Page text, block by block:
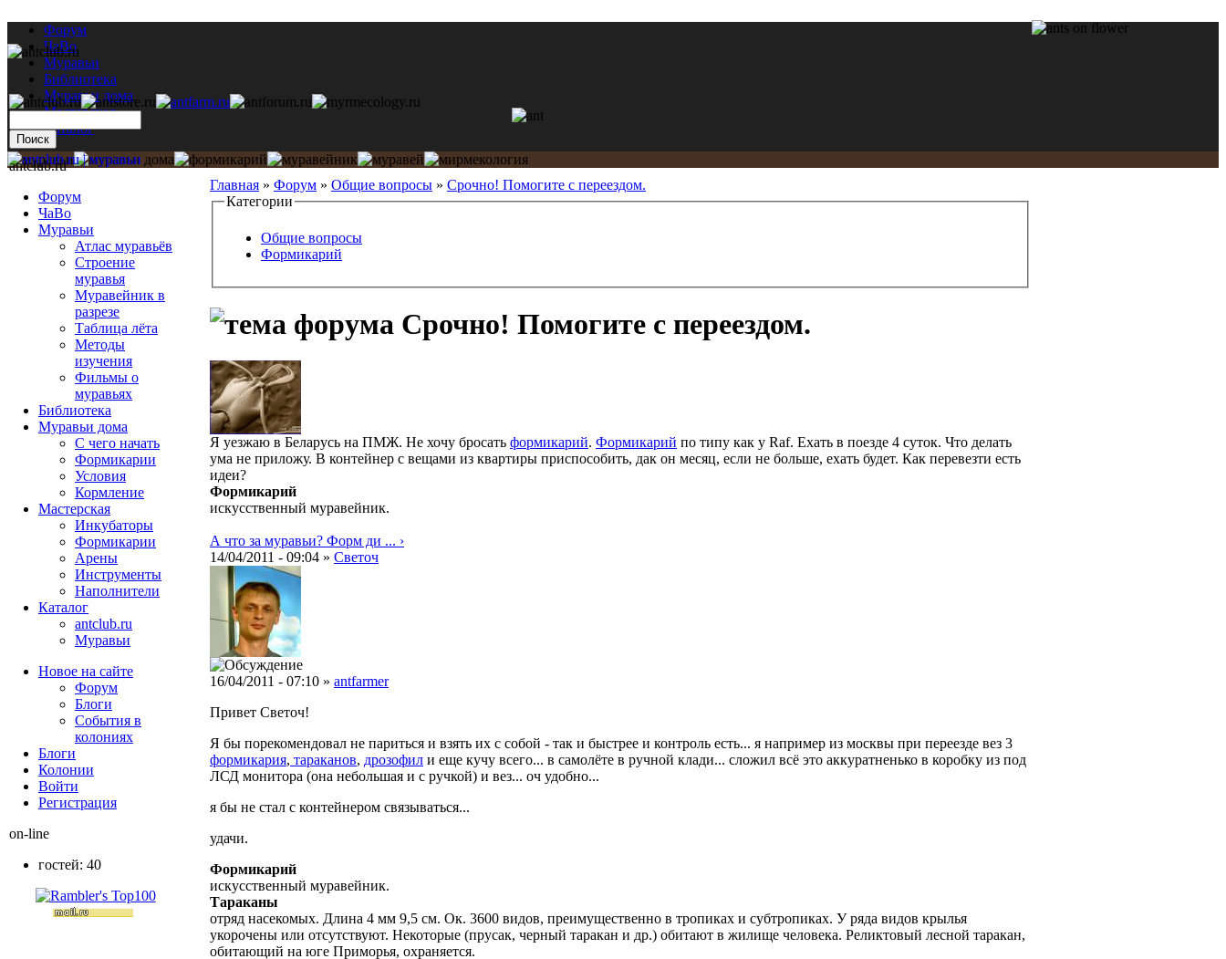
Форум
ЧаВо
Муравьи
Библиотека
Муравьи дома
Мастерская
Каталог
Главная » Форум » Общие вопросы » Срочно! Помогите с переездом.
Категории
Общие вопросы
Формикарий
Срочно! Помогите с переездом.
Я уезжаю в Беларусь на ПМЖ. Не хочу бросать формикарий. Формикарий по типу как у Raf. Ехать в поезде 4 суток. Что делать
ума не приложу. В контейнер с вещами из квартиры приспособить, дак он месяц, если не больше, ехать будет. Как перевезти есть
идеи?
Формикарий
искусственный муравейник.
А что за муравьи? Форм ди ... ›
14/04/2011 - 09:04 » Светоч
16/04/2011 - 07:10 » antfarmer
Привет Светоч!
Я бы порекомендовал не париться и взять их с собой - так и быстрее и контроль есть... я например из москвы при переезде вез 3
формикария, тараканов, дрозофил и еще кучу всего... в самолёте в ручной клади... сложил всё это аккуратненько в коробку из под
ЛСД монитора (она небольшая и с ручкой) и вез... оч удобно...
я бы не стал с контейнером связываться...
удачи.
Формикарий
искусственный муравейник.
Тараканы
отряд насекомых. Длина 4 мм 9,5 см. Ок. 3600 видов, преимущественно в тропиках и субтропиках. У ряда видов крылья
укорочены или отсутствуют. Некоторые (прусак, черный таракан и др.) обитают в жилище человека. Реликтовый лесной таракан,
обитающий на юге Приморья, охраняется.
antclub.ru
Форум
ЧаВо
Муравьи
Атлас муравьёв
Строение
муравья
Муравейник в
разрезе
Таблица лёта
Методы
изучения
Фильмы о
муравьях
Библиотека
Муравьи дома
С чего начать
Формикарии
Условия
Кормление
Мастерская
Инкубаторы
Формикарии
Арены
Инструменты
Наполнители
Каталог
antclub.ru
Муравьи
Новое на сайте
Форум
Блоги
События в
колониях
Блоги
Колонии
Войти
Peгиcтpaция
on-line
гостей: 40